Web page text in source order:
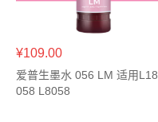
¥109.00
爱普生墨水 056 LM 适用L18
058 L8058